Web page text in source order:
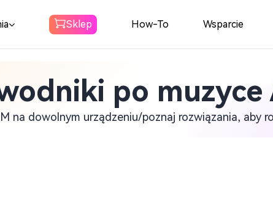
Spotify Konwerter
muzyki
Do pobrania Spotify Muzyka do
Sklep How-To Wsparcie
po muzyce
na dowolnym urządzeniu/poznaj rozwiązania, aby